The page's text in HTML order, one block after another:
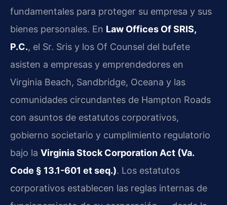
fundamentales para proteger su empresa y sus
bienes personales. En Law Offices Of SRIS,
P.C., el Sr. Sris y los Of Counsel del bufete
asisten a empresas y emprendedores en
Virginia Beach, Sandbridge, Oceana y las
comunidades circundantes de Hampton Roads
con asuntos de estatutos corporativos,
gobierno societario y cumplimiento regulatorio
bajo la Virginia Stock Corporation Act (Va.
Code § 13.1-601 et seq.). Los estatutos
corporativos establecen las reglas internas de